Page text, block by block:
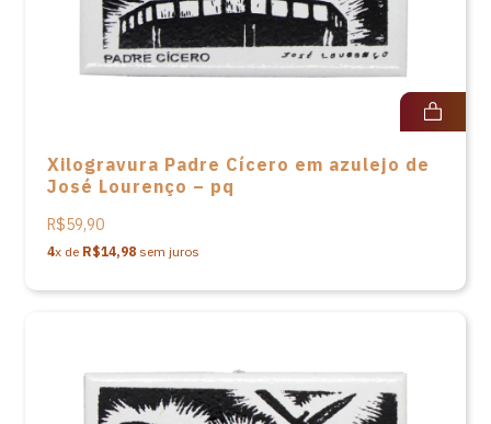
Xilogravura Padre Cícero em azulejo de
José Lourenço – pq
R$59,90
4x de R$14,98 sem juros